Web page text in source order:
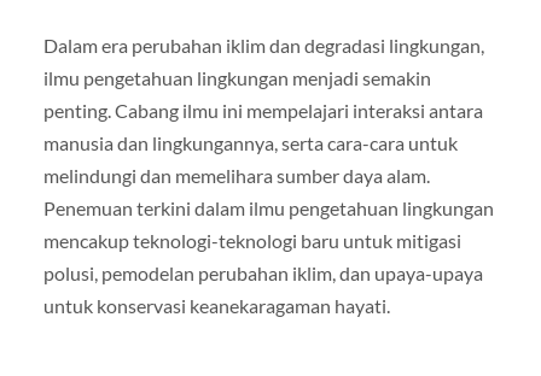
Dalam era perubahan iklim dan degradasi lingkungan,
ilmu pengetahuan lingkungan menjadi semakin
penting. Cabang ilmu ini mempelajari interaksi antara
manusia dan lingkungannya, serta cara-cara untuk
melindungi dan memelihara sumber daya alam.
Penemuan terkini dalam ilmu pengetahuan lingkungan
mencakup teknologi-teknologi baru untuk mitigasi
polusi, pemodelan perubahan iklim, dan upaya-upaya
untuk konservasi keanekaragaman hayati.